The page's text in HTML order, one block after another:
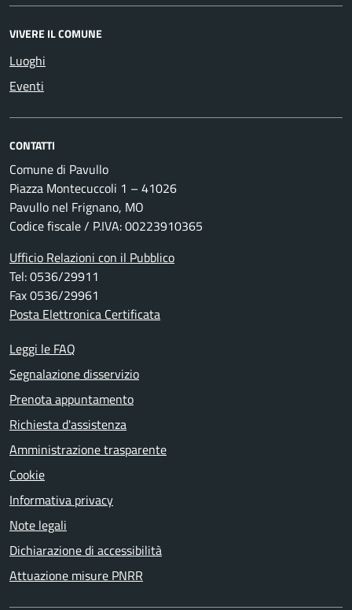
VIVERE IL COMUNE
Luoghi
Eventi
CONTATTI
Comune di Pavullo
Piazza Montecuccoli 1 – 41026
Pavullo nel Frignano, MO
Codice fiscale / P.IVA: 00223910365
Ufficio Relazioni con il Pubblico
Tel: 0536/29911
Fax 0536/29961
Posta Elettronica Certificata
Leggi le FAQ
Segnalazione disservizio
Prenota appuntamento
Richiesta d'assistenza
Amministrazione trasparente
Cookie
Informativa privacy
Note legali
Dichiarazione di accessibilità
Attuazione misure PNRR